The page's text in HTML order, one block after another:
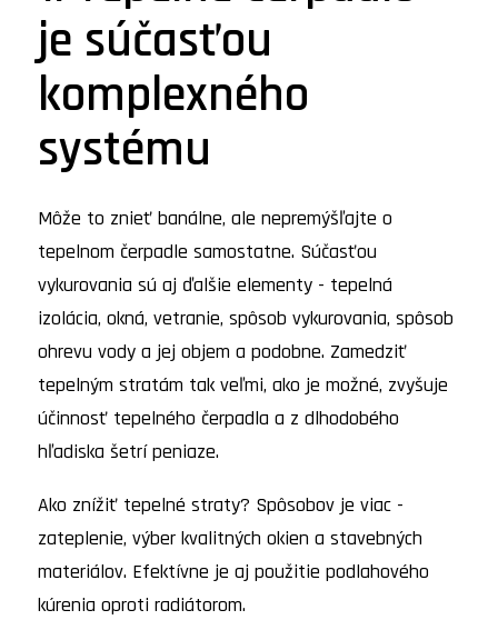
je súčasťou
komplexného
systému
Môže to znieť banálne, ale nepremýšľajte o
tepelnom čerpadle samostatne. Súčasťou
vykurovania sú aj ďalšie elementy - tepelná
izolácia, okná, vetranie, spôsob vykurovania, spôsob
ohrevu vody a jej objem a podobne. Zamedziť
tepelným stratám tak veľmi, ako je možné, zvyšuje
účinnosť tepelného čerpadla a z dlhodobého
hľadiska šetrí peniaze.
Ako znížiť tepelné straty? Spôsobov je viac -
zateplenie, výber kvalitných okien a stavebných
materiálov. Efektívne je aj použitie podlahového
kúrenia oproti radiátorom.